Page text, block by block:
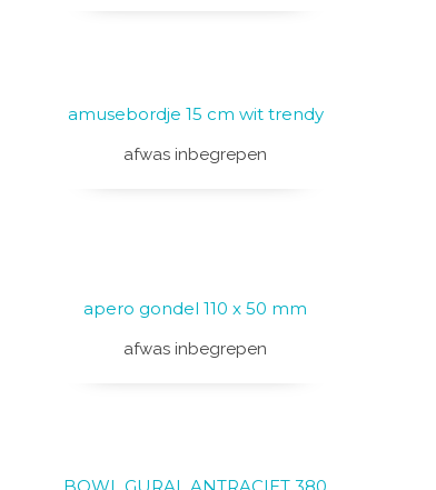
amusebordje 15 cm wit trendy
afwas inbegrepen
apero gondel 110 x 50 mm
afwas inbegrepen
BOWL GURAL ANTRACIET 380